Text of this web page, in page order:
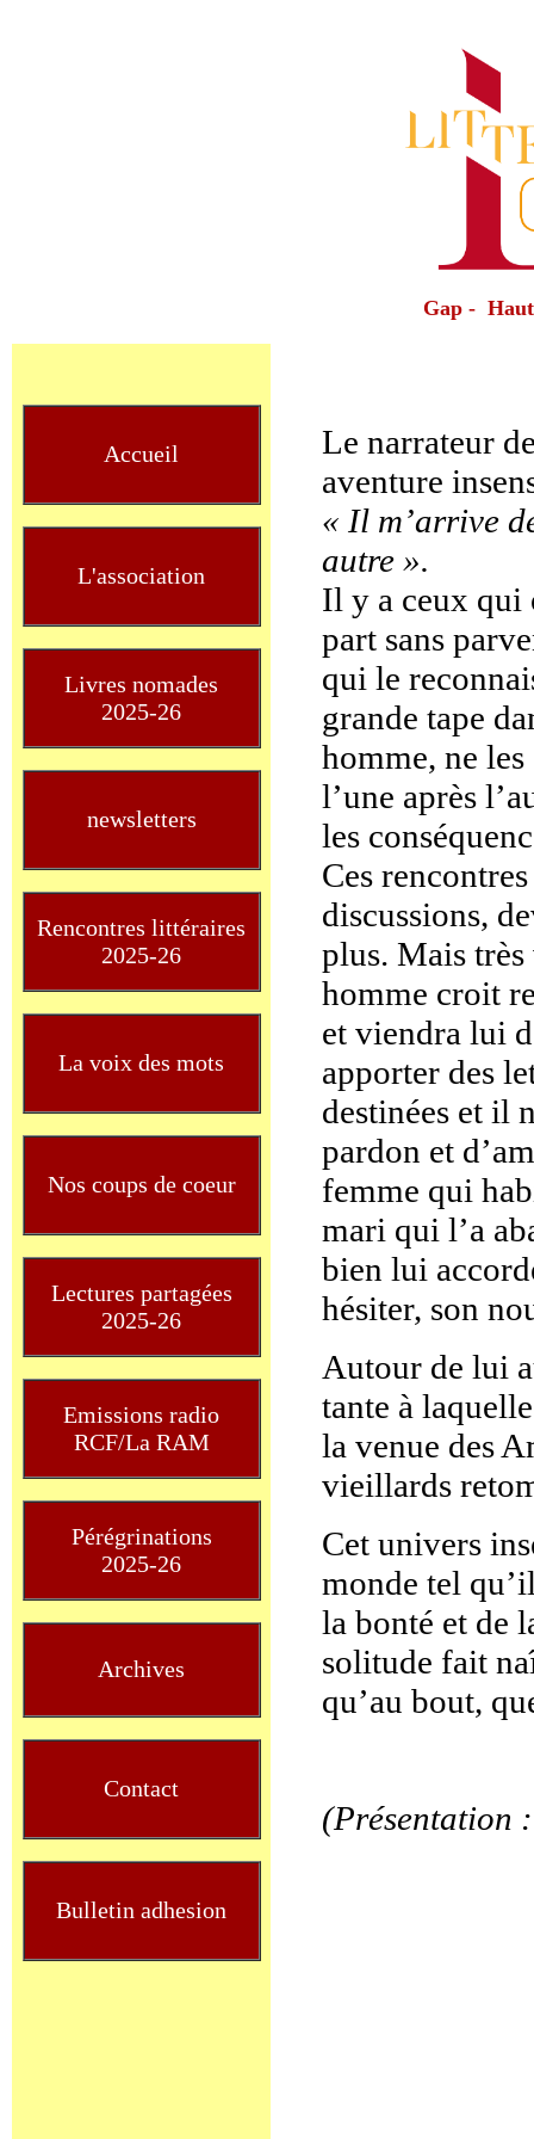
Gap -
Accueil
L'association
Livres nomades
2025-26
newsletters
Rencontres littéraires
2025-26
La voix des mots
Nos coups de coeur
Lectures partagées
2025-26
Emissions radio
RCF/La RAM
Pérégrinations
2025-26
Archives
Contact
Bulletin adhesion
Le narrateur
aventure
« Il m’arrive
autre ».
Il y a ceux qui
part sans
qui le
grande tape
homme, ne les
l’une après
les
Ces
discussions,
plus. Mais
homme croit
et viendra lui
apporter des
destinées et il
pardon et
femme qui
mari qui l’a
bien lui
hésiter, son
Autour de lui
tante à
la venue des
vieillards
Cet univers
monde tel
la bonté et de
solitude fait
qu’au bout,
(Présentation